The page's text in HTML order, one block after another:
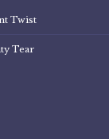
Twist
Tear